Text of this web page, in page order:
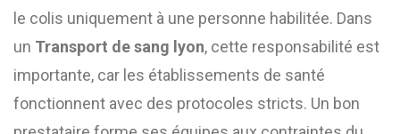
le colis uniquement à une personne habilitée. Dans
un Transport de sang lyon, cette responsabilité est
importante, car les établissements de santé
fonctionnent avec des protocoles stricts. Un bon